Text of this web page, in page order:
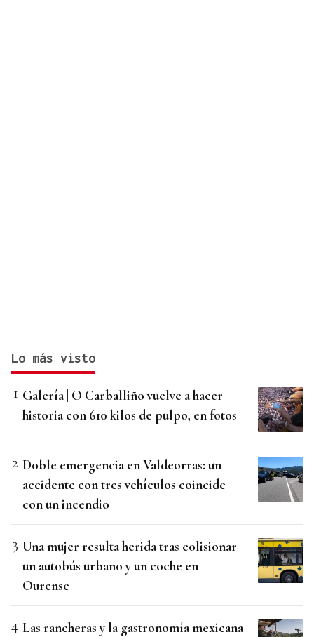
Lo más visto
Galería | O Carballiño vuelve a hacer
historia con 610 kilos de pulpo, en fotos
Doble emergencia en Valdeorras: un
accidente con tres vehículos coincide
con un incendio
Una mujer resulta herida tras colisionar
un autobús urbano y un coche en
Ourense
Las rancheras y la gastronomía mexicana